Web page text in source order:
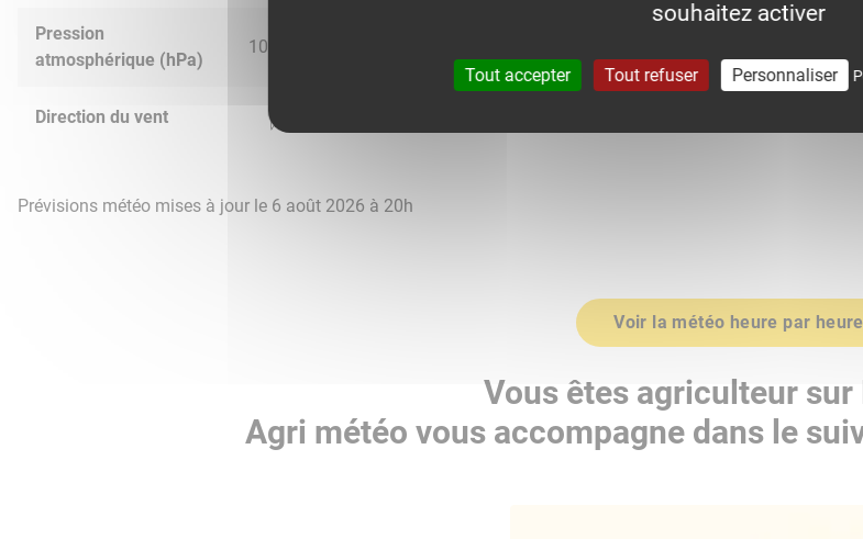
Pression
atmosphérique (hPa)
1025.0
Direction du vent
Prévisions météo mises à jour le 6 août 2026 à 20h
Voir la météo heure par heure
Vous êtes agriculteur sur
Agri météo vous accompagne dans le
souhaitez activer
Tout accepter Tout refuser Personnaliser